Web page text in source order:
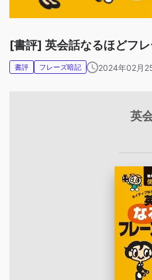
[書評] 英会話なるほどフ
書評 フレーズ暗記 2024年02月
英